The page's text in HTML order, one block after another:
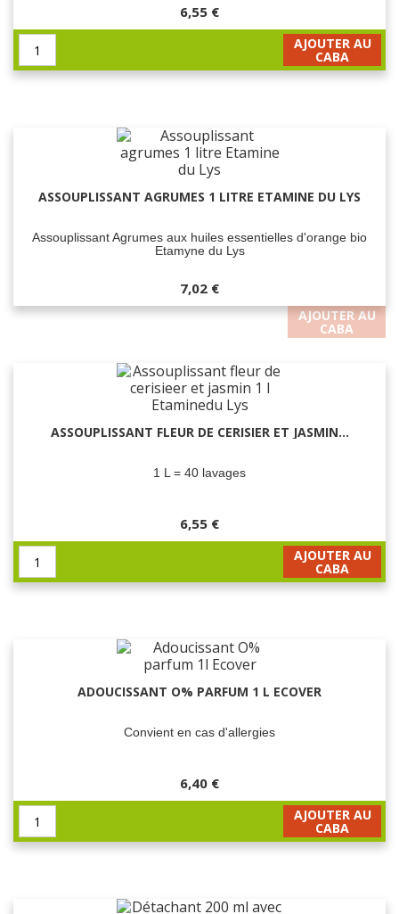
6,55 €
AJOUTER AU
CABA
ASSOUPLISSANT AGRUMES 1 LITRE ETAMINE DU LYS
Assouplissant Agrumes aux huiles essentielles d'orange bio
Etamyne du Lys
7,02 €
AJOUTER AU
CABA
ASSOUPLISSANT FLEUR DE CERISIER ET JASMIN...
1 L = 40 lavages
6,55 €
AJOUTER AU
CABA
ADOUCISSANT O% PARFUM 1 L ECOVER
Convient en cas d'allergies
6,40 €
AJOUTER AU
CABA